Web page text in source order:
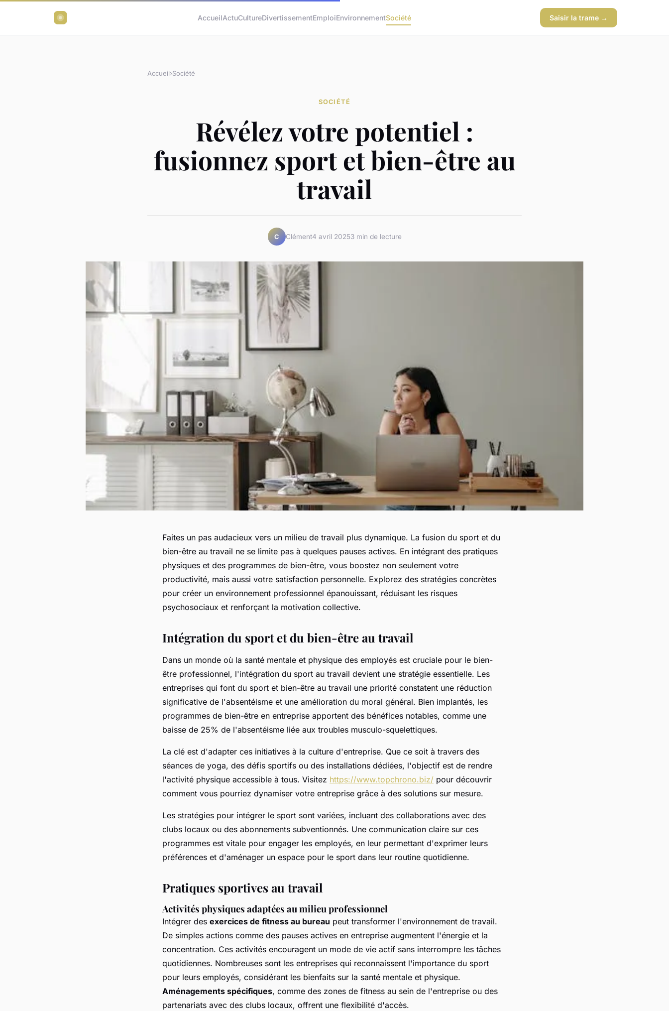
AccueilActuCultureDivertissementEmploiEnvironnementSociété Saisir la trame →
Accueil›Société
SOCIÉTÉ
Révélez votre potentiel :
fusionnez sport et bien-être au
travail
C Clément4 avril 20253 min de lecture
Faites un pas audacieux vers un milieu de travail plus dynamique. La fusion du sport et du
bien-être au travail ne se limite pas à quelques pauses actives. En intégrant des pratiques
physiques et des programmes de bien-être, vous boostez non seulement votre
productivité, mais aussi votre satisfaction personnelle. Explorez des stratégies concrètes
pour créer un environnement professionnel épanouissant, réduisant les risques
psychosociaux et renforçant la motivation collective.
Intégration du sport et du bien-être au travail
Dans un monde où la santé mentale et physique des employés est cruciale pour le bien-
être professionnel, l'intégration du sport au travail devient une stratégie essentielle. Les
entreprises qui font du sport et bien-être au travail une priorité constatent une réduction
significative de l'absentéisme et une amélioration du moral général. Bien implantés, les
programmes de bien-être en entreprise apportent des bénéfices notables, comme une
baisse de 25% de l'absentéisme liée aux troubles musculo-squelettiques.
La clé est d'adapter ces initiatives à la culture d'entreprise. Que ce soit à travers des
séances de yoga, des défis sportifs ou des installations dédiées, l'objectif est de rendre
l'activité physique accessible à tous. Visitez https://www.topchrono.biz/ pour découvrir
comment vous pourriez dynamiser votre entreprise grâce à des solutions sur mesure.
Les stratégies pour intégrer le sport sont variées, incluant des collaborations avec des
clubs locaux ou des abonnements subventionnés. Une communication claire sur ces
programmes est vitale pour engager les employés, en leur permettant d'exprimer leurs
préférences et d'aménager un espace pour le sport dans leur routine quotidienne.
Pratiques sportives au travail
Activités physiques adaptées au milieu professionnel
Intégrer des exercices de fitness au bureau peut transformer l'environnement de travail.
De simples actions comme des pauses actives en entreprise augmentent l'énergie et la
concentration. Ces activités encouragent un mode de vie actif sans interrompre les tâches
quotidiennes. Nombreuses sont les entreprises qui reconnaissent l'importance du sport
pour leurs employés, considérant les bienfaits sur la santé mentale et physique.
Aménagements spécifiques, comme des zones de fitness au sein de l'entreprise ou des
partenariats avec des clubs locaux, offrent une flexibilité d'accès.